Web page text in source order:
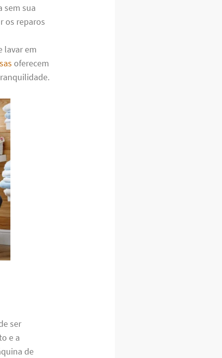
sem sua
os reparos
lavar em
oferecem
ser
e a
de